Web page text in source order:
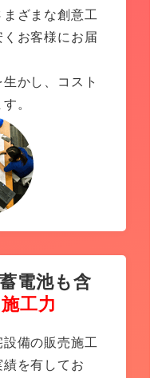
ざまな創意工
お客様にお届
かし、コスト
。
電池も含
工力
備の販売施工
を有してお